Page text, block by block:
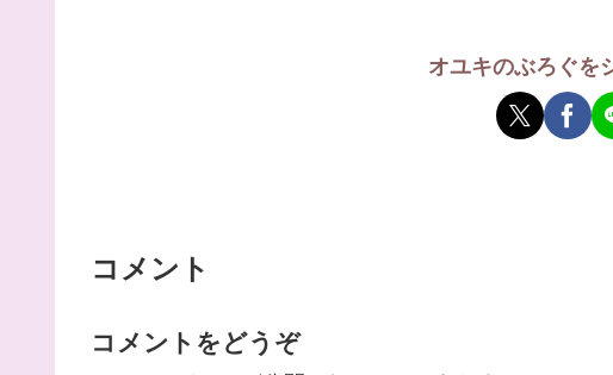
オユキのぶろぐを
コメント
コメントをどうぞ